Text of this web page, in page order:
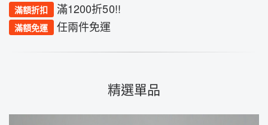
滿額折扣 滿1200折50!!
滿額免運 任兩件免運
精選單品